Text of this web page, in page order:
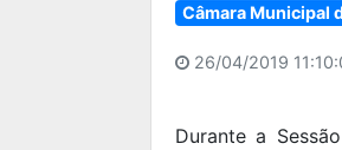
Câmara Municipal
26/04/2019
Durante a